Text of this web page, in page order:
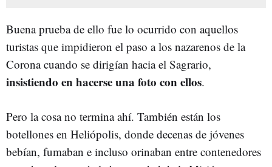
Buena prueba de ello fue lo ocurrido con aquellos
turistas que impidieron el paso a los nazarenos de la
Corona cuando se dirigían hacia el Sagrario,
insistiendo en hacerse una foto con ellos.
Pero la cosa no termina ahí. También están los
botellones en Heliópolis, donde decenas de jóvenes
bebían, fumaban e incluso orinaban entre contenedores